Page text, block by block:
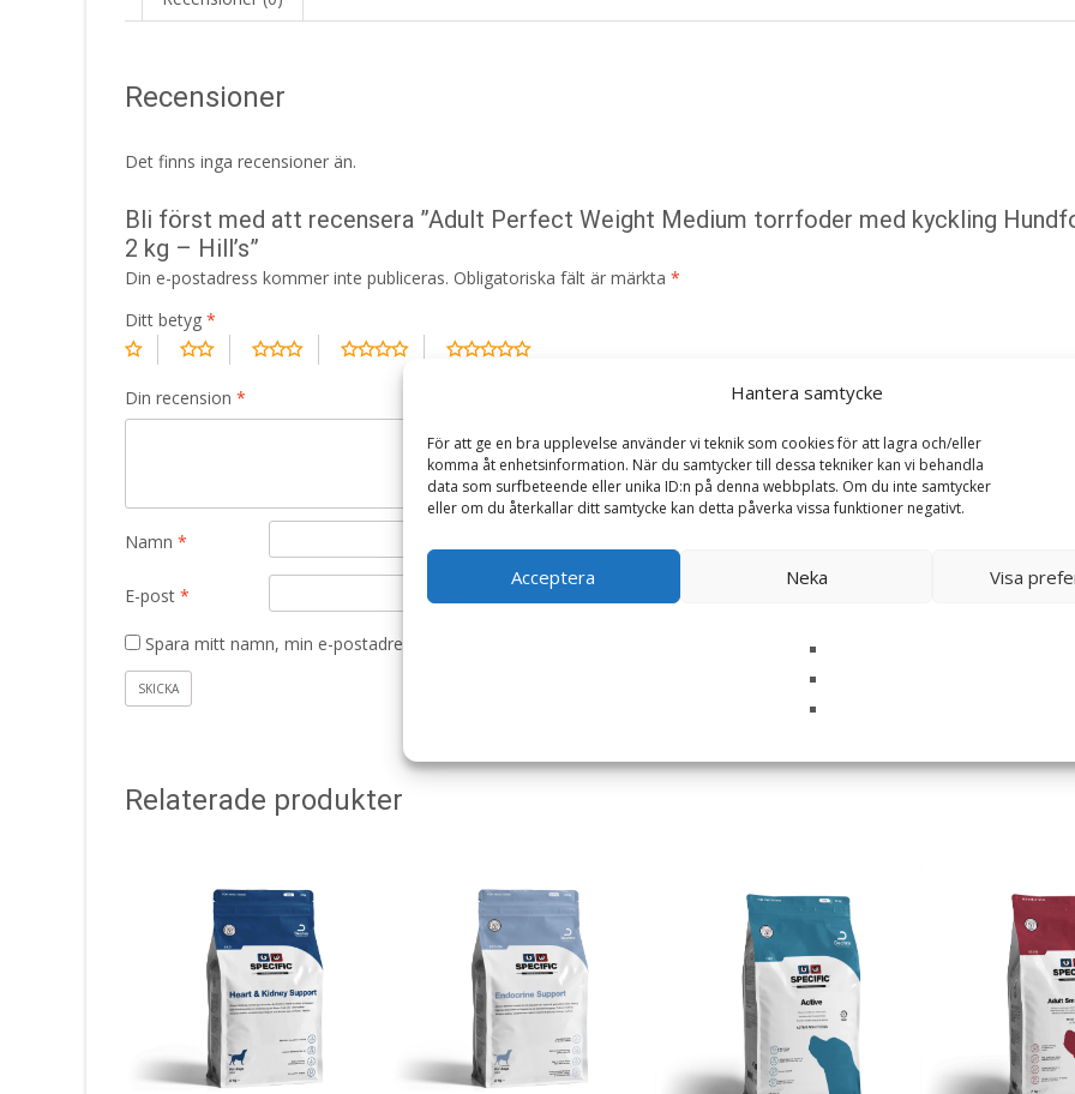
Hantera samtycke
För att ge en bra upplevelse använder vi teknik som cookies för att lagra och/eller
komma åt enhetsinformation. När du samtycker till dessa tekniker kan vi behandla
data som surfbeteende eller unika ID:n på denna webbplats. Om du inte samtycker
eller om du återkallar ditt samtycke kan detta påverka vissa funktioner negativt.
Acceptera Neka Visa
Recensioner
Det finns inga recensioner än.
Bli först med att recensera ”Adult Perfect Weight Medium torrfoder med kyckling
2 kg – Hill’s”
Din e-postadress kommer inte publiceras. Obligatoriska fält är märkta *
Ditt betyg *
Din recension *
Namn *
E-post *
Spara mitt namn, min e-postadress och webbplats i denna webbläsare till nästa gång jag skriver en kommentar.
Relaterade produkter